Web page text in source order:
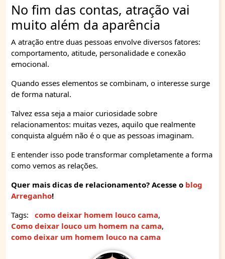
No fim das contas, atração vai
muito além da aparência
A atração entre duas pessoas envolve diversos fatores:
comportamento, atitude, personalidade e conexão
emocional.
Quando esses elementos se combinam, o interesse surge
de forma natural.
Talvez essa seja a maior curiosidade sobre
relacionamentos: muitas vezes, aquilo que realmente
conquista alguém não é o que as pessoas imaginam.
E entender isso pode transformar completamente a forma
como vemos as relações.
Quer mais dicas de relacionamento? Acesse o blog
Arreganho!
Tags:
como deixar homem louco cama,
Como deixar louco um homem na cama,
como deixar um homem louco na cama